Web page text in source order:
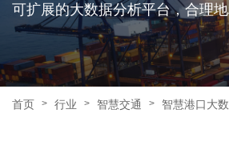
可扩展的大数据分析平台，合理
首页 > 行业 > 智慧交通 > 智慧港口大